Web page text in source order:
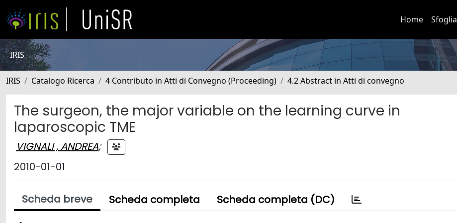
Home Sfoglia
IRIS
IRIS Catalogo Ricerca 4 Contributo in Atti di Convegno (Proceeding) 4.2 Abstract in Atti di convegno
The surgeon, the major variable on the learning curve in
laparoscopic TME
VIGNALI , ANDREA;
2010-01-01
Scheda breve Scheda completa Scheda completa (DC)